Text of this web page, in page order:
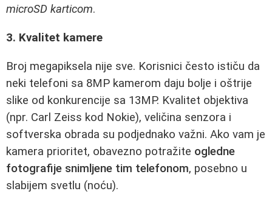
microSD karticom.
3. Kvalitet kamere
Broj megapiksela nije sve. Korisnici često ističu da
neki telefoni sa 8MP kamerom daju bolje i oštrije
slike od konkurencije sa 13MP. Kvalitet objektiva
(npr. Carl Zeiss kod Nokie), veličina senzora i
softverska obrada su podjednako važni. Ako vam je
kamera prioritet, obavezno potražite ogledne
fotografije snimljene tim telefonom, posebno u
slabijem svetlu (noću).